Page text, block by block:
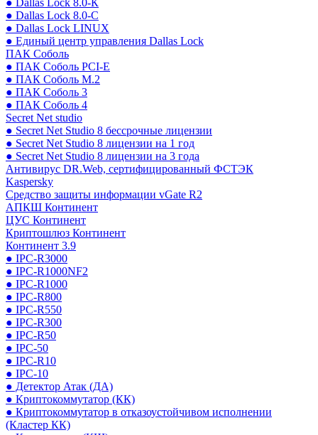
● Dallas Lock 8.0-С
● Dallas Lock LINUX
● Единый центр управления Dallas Lock
ПАК Соболь
● ПАК Соболь PCI-E
● ПАК Соболь М.2
● ПАК Соболь 3
● ПАК Соболь 4
Secret Net studio
● Secret Net Studio 8 бессрочные лицензии
● Secret Net Studio 8 лицензии на 1 год
● Secret Net Studio 8 лицензии на 3 года
Антивирус DR.Web, сертифицированный ФСТЭК
Kaspersky
Средство защиты информации vGate R2
АПКШ Континент
ЦУС Континент
Криптошлюз Континент
Континент 3.9
● IPC-R3000
● IPC-R1000NF2
● IPC-R1000
● IPC-R800
● IPC-R550
● IPC-R300
● IPC-R50
● IPC-50
● IPC-R10
● IPC-10
● Детектор Атак (ДА)
● Криптокоммутатор (КК)
● Криптокоммутатор в отказоустойчивом исполнении
(Кластер КК)